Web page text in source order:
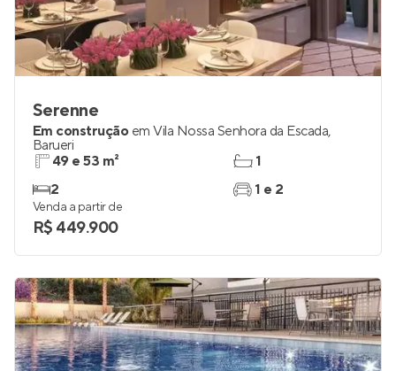
Serenne
Em construção em Vila Nossa Senhora da Escada,
Barueri
49 e 53 m²
2
1
1 e 2
Venda a partir de
R$ 449.900